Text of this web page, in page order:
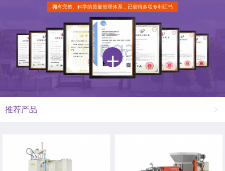
拥有完整、科学的质量管理体系，已获得多项专利证书
推荐产品